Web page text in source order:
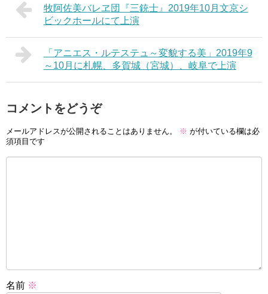
牧阿佐美バレヱ団『三銃士』2019年10月文京シ
ビックホールにて上演
「アニエス・ルテステュ～変貌する美」2019年9
～10月に札幌、多賀城（宮城）、岐阜で上演
コメントをどうぞ
メールアドレスが公開されることはありません。 ※ が付いている欄は必
須項目です
名前 ※